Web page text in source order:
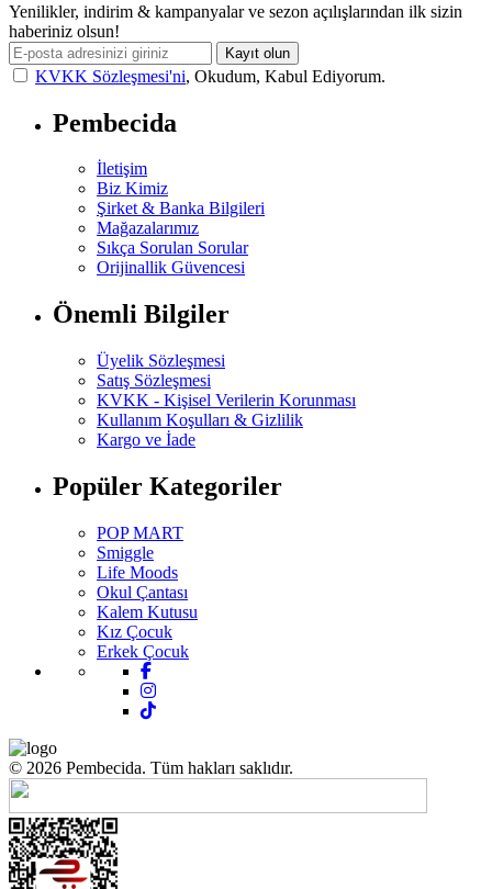
Yenilikler, indirim & kampanyalar ve sezon açılışlarından ilk sizin
haberiniz olsun!
Kayıt olun
KVKK Sözleşmesi'ni, Okudum, Kabul Ediyorum.
Pembecida
İletişim
Biz Kimiz
Şirket & Banka Bilgileri
Mağazalarımız
Sıkça Sorulan Sorular
Orijinallik Güvencesi
Önemli Bilgiler
Üyelik Sözleşmesi
Satış Sözleşmesi
KVKK - Kişisel Verilerin Korunması
Kullanım Koşulları & Gizlilik
Kargo ve İade
Popüler Kategoriler
POP MART
Smiggle
Life Moods
Okul Çantası
Kalem Kutusu
Kız Çocuk
Erkek Çocuk
© 2026 Pembecida. Tüm hakları saklıdır.